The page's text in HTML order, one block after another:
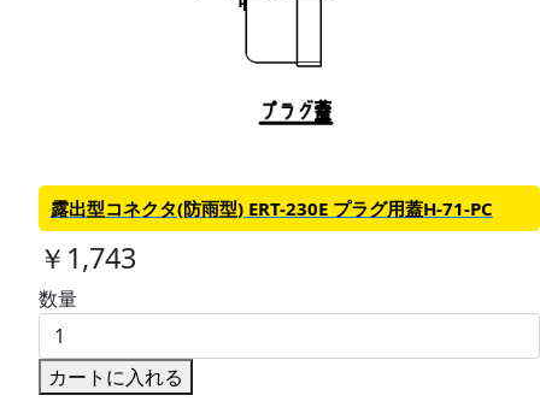
露出型コネクタ(防雨型) ERT-230E プラグ用蓋H-71-PC
￥1,743
数量
カートに入れる